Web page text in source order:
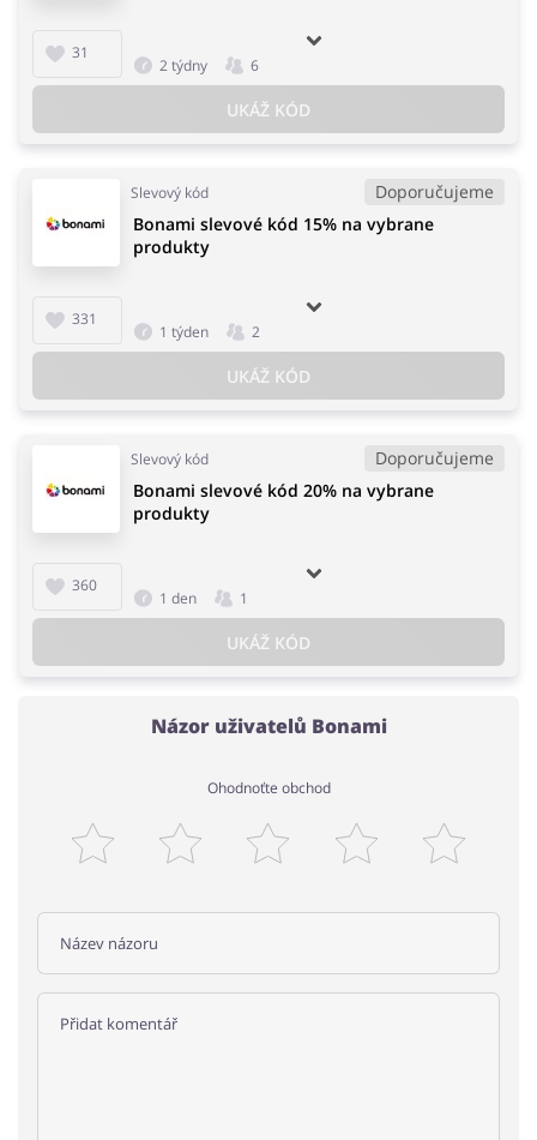
31
2 týdny 6
UKÁŽ KÓD
Slevový kód Doporučujeme
331
Bonami slevové kód 15% na vybrane
produkty
1 týden 2
UKÁŽ KÓD
Slevový kód Doporučujeme
360
Bonami slevové kód 20% na vybrane
produkty
1 den 1
UKÁŽ KÓD
Názor uživatelů Bonami
Ohodnoťte obchod